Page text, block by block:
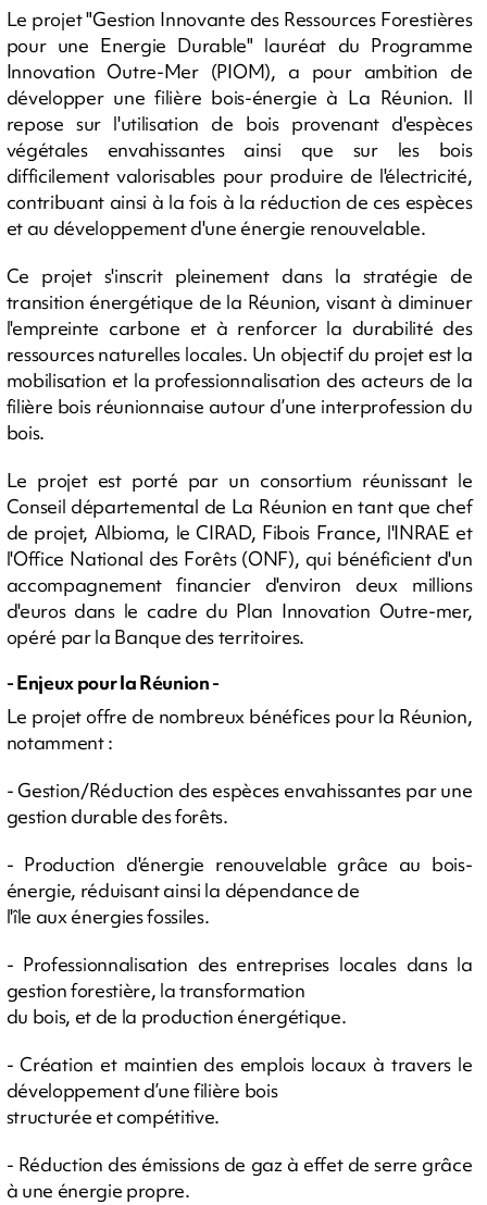
Le projet "Gestion Innovante des Ressources Forestières
pour une Energie Durable" lauréat du Programme
Innovation Outre-Mer (PIOM), a pour ambition de
développer une filière bois-énergie à La Réunion. Il
repose sur l'utilisation de bois provenant d'espèces
végétales envahissantes ainsi que sur les bois
difficilement valorisables pour produire de l'électricité,
contribuant ainsi à la fois à la réduction de ces espèces
et au développement d'une énergie renouvelable.
Ce projet s'inscrit pleinement dans la stratégie de
transition énergétique de la Réunion, visant à diminuer
l'empreinte carbone et à renforcer la durabilité des
ressources naturelles locales. Un objectif du projet est la
mobilisation et la professionnalisation des acteurs de la
filière bois réunionnaise autour d’une interprofession du
bois.
Le projet est porté par un consortium réunissant le
Conseil départemental de La Réunion en tant que chef
de projet, Albioma, le CIRAD, Fibois France, l'INRAE et
l'Office National des Forêts (ONF), qui bénéficient d'un
accompagnement financier d'environ deux millions
d'euros dans le cadre du Plan Innovation Outre-mer,
opéré par la Banque des territoires.
- Enjeux pour la Réunion -
Le projet offre de nombreux bénéfices pour la Réunion,
notamment :
- Gestion/Réduction des espèces envahissantes par une
gestion durable des forêts.
- Production d'énergie renouvelable grâce au bois-
énergie, réduisant ainsi la dépendance de
l'île aux énergies fossiles.
- Professionnalisation des entreprises locales dans la
gestion forestière, la transformation
du bois, et de la production énergétique.
- Création et maintien des emplois locaux à travers le
développement d’une filière bois
structurée et compétitive.
- Réduction des émissions de gaz à effet de serre grâce
à une énergie propre.